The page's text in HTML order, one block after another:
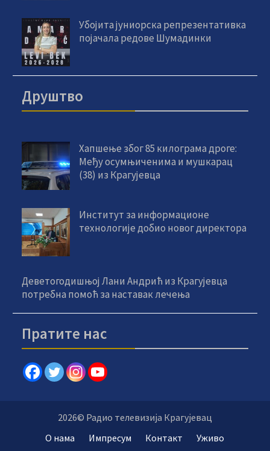
Убојита јуниорска репрезентативка
појачала редове Шумадинки
Друштво
Хапшење због 85 килограма дроге:
Међу осумњиченима и мушкарац
(38) из Крагујевца
Институт за информационе
технологије добио новог директора
Деветогодишњој Лани Андрић из Крагујевца
потребна помоћ за наставак лечења
Пратите нас
2026© Радио телевизија Крагујевац
О нама
Импресум Контакт Уживо